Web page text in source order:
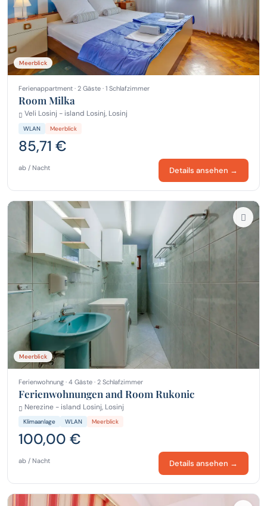
Meerblick
Ferienappartment · 2 Gäste · 1 Schlafzimmer
Room Milka
Veli Losinj - island Losinj, Losinj
WLAN Meerblick
85,71 €
ab / Nacht Details ansehen →
Meerblick
Ferienwohnung · 4 Gäste · 2 Schlafzimmer
Ferienwohnungen and Room Rukonic
Nerezine - island Losinj, Losinj
Klimaanlage WLAN Meerblick
100,00 €
ab / Nacht Details ansehen →